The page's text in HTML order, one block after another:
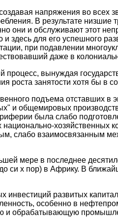
напряжения во всех
В результате
они и обслуживают этот
для его успешного
при подавлении
даже в
вынуждая
роста занятости хотя бы в
подъема отставших
и общемировых
была слабо
хозяйственных
слабо взаимосвязанным
мере в последнее
си х пор) в Африку. В
развитых
особенно в
и обрабатывающую